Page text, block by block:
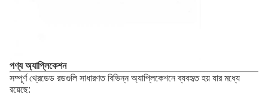
পণ্য অ্যাপ্লিকেশন
সম্পূর্ণ থ্রেডেড রডগুলি সাধারণত বিভিন্ন অ্যাপ্লিকেশনে ব্যবহৃত হয় যার মধ্যে
রয়েছে: